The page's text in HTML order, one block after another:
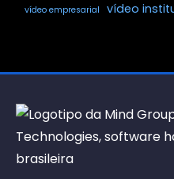
vídeo empresarial vídeo